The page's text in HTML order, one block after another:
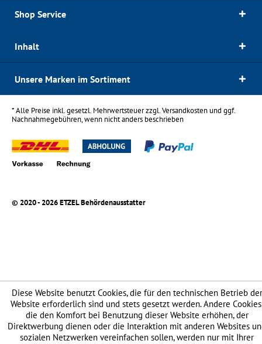
Shop Service
Inhalt
Unsere Marken im Sortiment
* Alle Preise inkl. gesetzl. Mehrwertsteuer zzgl.Versandkostenund ggf.
Nachnahmegebühren, wenn nicht anders beschrieben
© 2020 - 2026 ETZEL Behördenausstatter
Diese Website benutzt Cookies, die für den technischen Betrieb der
Website erforderlich sind und stets gesetzt werden. Andere
die den Komfort bei Benutzung dieser Website erhöhen, der
Direktwerbung dienen oder die Interaktion mit anderen Websites
sozialen Netzwerken vereinfachen sollen, werden nur mit Ihrer